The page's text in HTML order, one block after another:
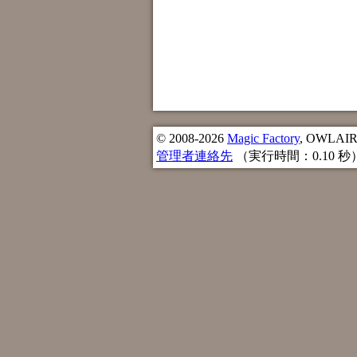
© 2008-2026 Magic Factory, OWLAIR
管理者連絡先 （実行時間：0.10 秒）